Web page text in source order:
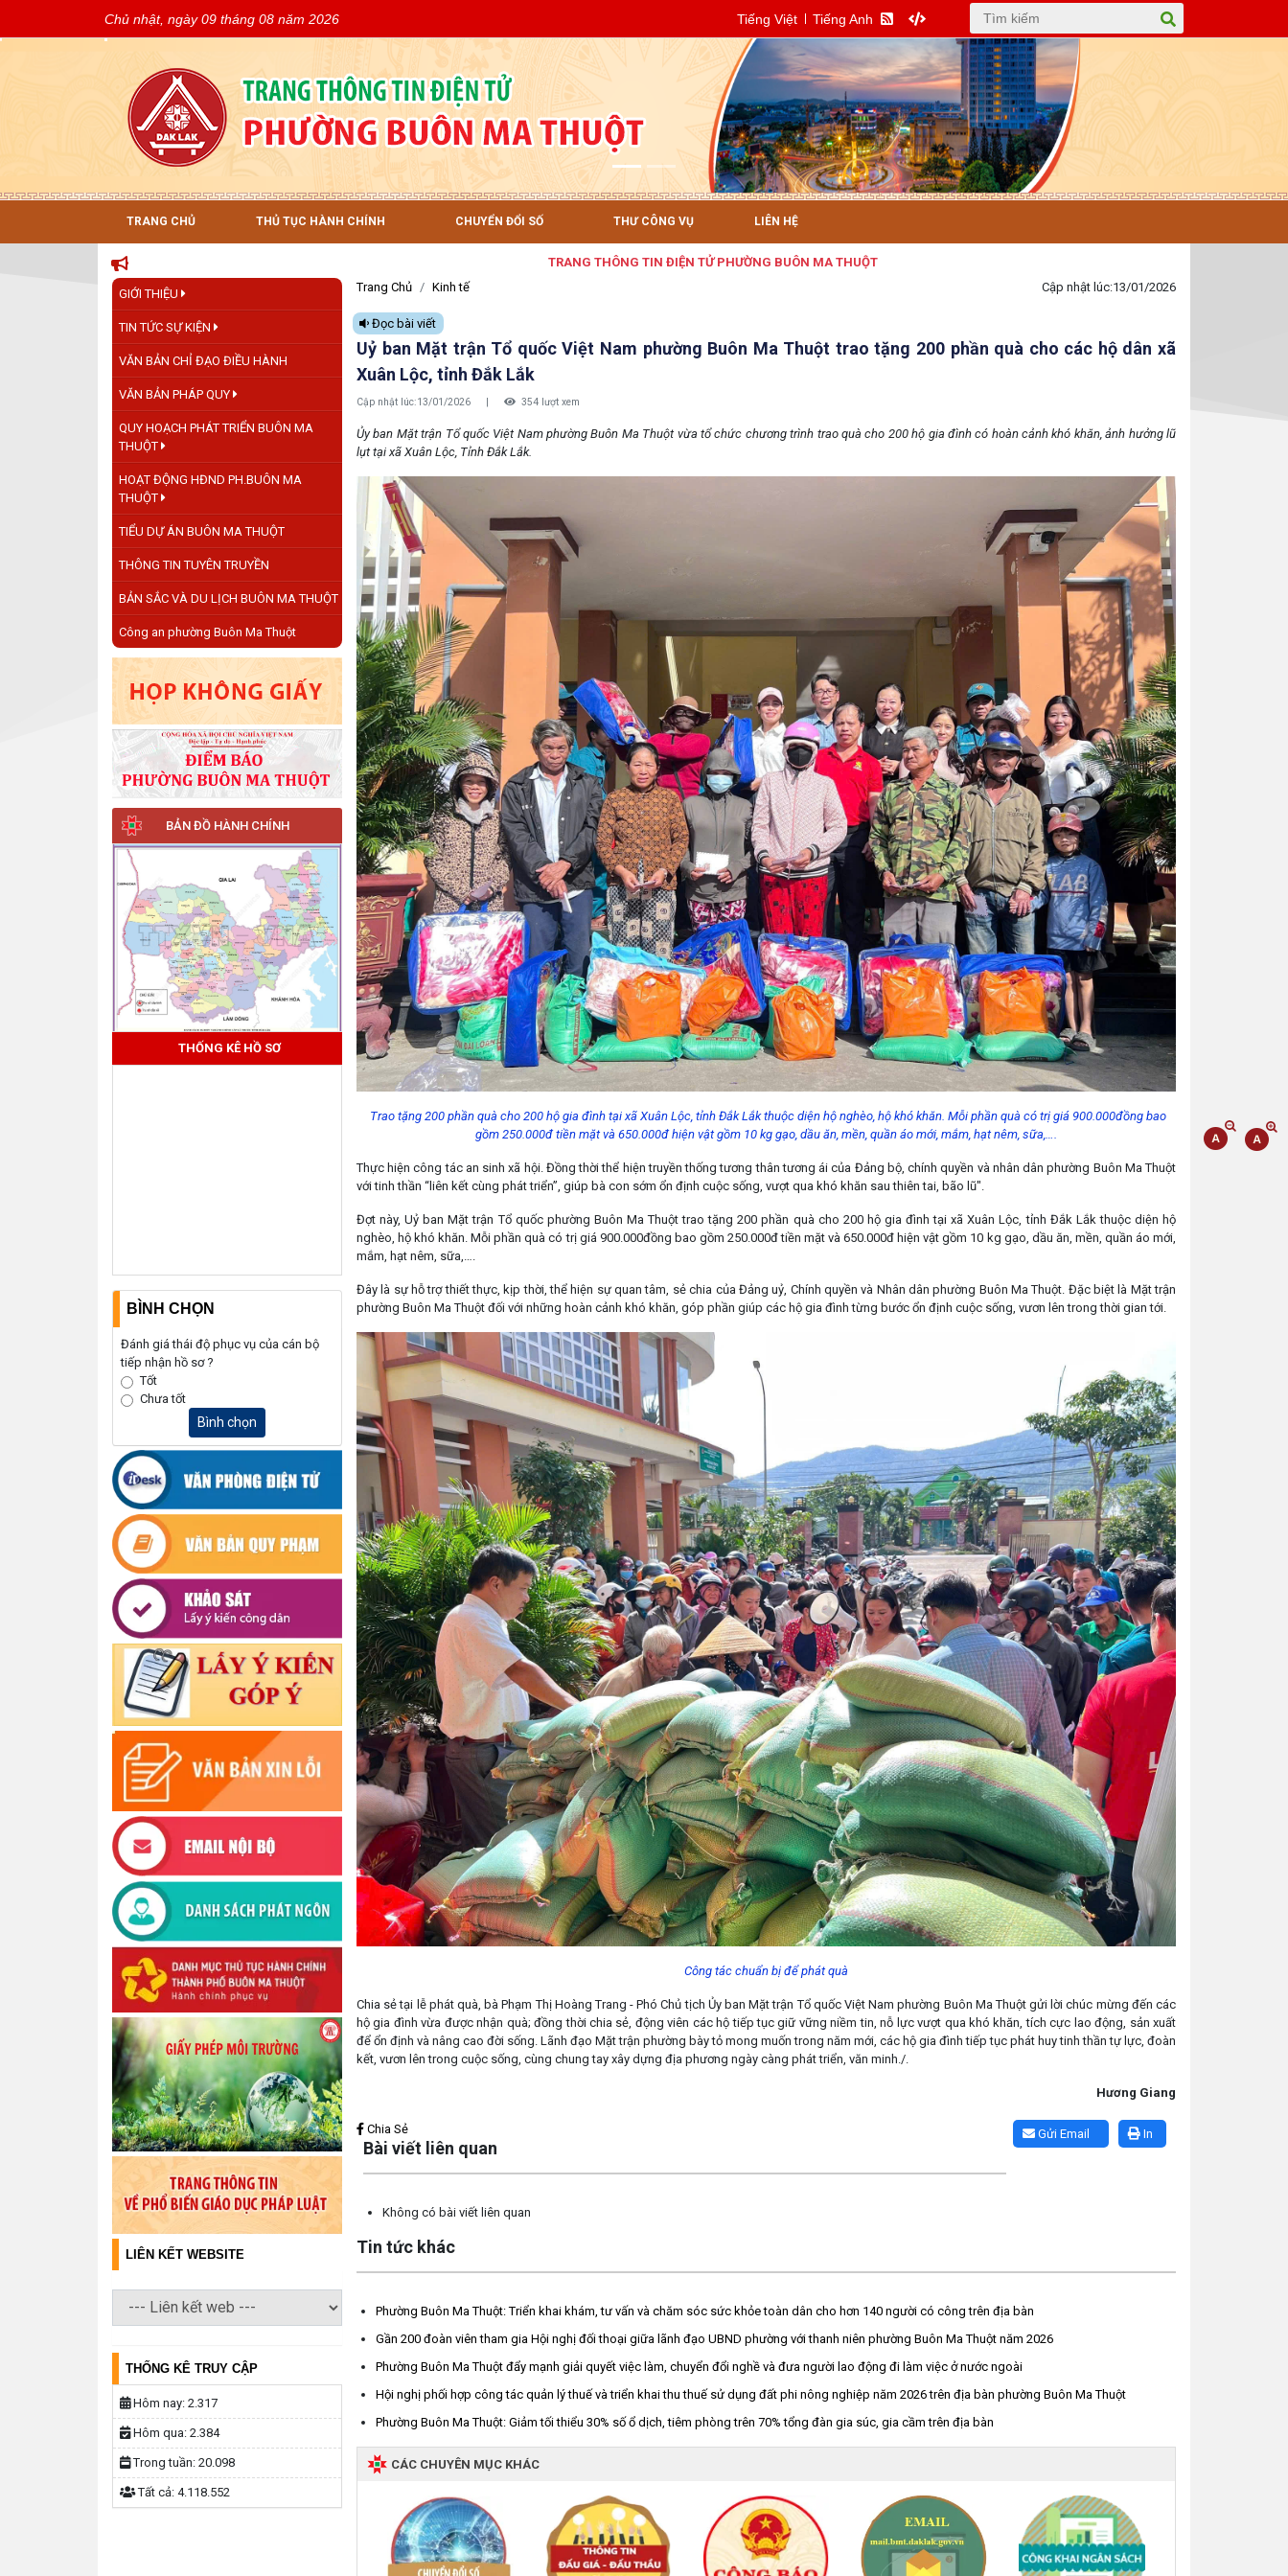
Chủ nhật, ngày 09 tháng 08 năm 2026 Tiếng Việt Tiếng Anh
TRANG CHỦ THỦ TỤC HÀNH CHÍNH CHUYỂN ĐỔI SỐ THƯ CÔNG VỤ LIÊN HỆ
TRANG THÔNG TIN ĐIỆN TỬ PHƯỜNG BUÔN MA THUỘT
GIỚI THIỆU
TIN TỨC SỰ KIỆN
VĂN BẢN CHỈ ĐẠO ĐIỀU HÀNH
VĂN BẢN PHÁP QUY
QUY HOẠCH PHÁT TRIỂN BUÔN MA
THUỘT
HOẠT ĐỘNG HĐND PH.BUÔN MA
THUỘT
TIỂU DỰ ÁN BUÔN MA THUỘT
THÔNG TIN TUYÊN TRUYỀN
BẢN SẮC VÀ DU LỊCH BUÔN MA THUỘT
Công an phường Buôn Ma Thuột
BẢN ĐỒ HÀNH CHÍNH
THỐNG KÊ HỒ SƠ
BÌNH CHỌN
Đánh giá thái độ phục vụ của cán bộ
tiếp nhận hồ sơ ?
Tốt
Chưa tốt
Bình chọn
LIÊN KẾT WEBSITE
THỐNG KÊ TRUY CẬP
Hôm nay: 2.317
Hôm qua: 2.384
Trong tuần: 20.098
Tất cả: 4.118.552
Trang Chủ Kinh tế Cập nhật lúc:13/01/2026
Đọc bài viết
Uỷ ban Mặt trận Tổ quốc Việt Nam phường Buôn Ma Thuột trao tặng 200 phần quà cho các hộ dân xã
Xuân Lộc, tỉnh Đắk Lắk
Cập nhật lúc:13/01/2026 354 lượt xem
Ủy ban Mặt trận Tổ quốc Việt Nam phường Buôn Ma Thuột vừa tổ chức chương trình trao quà cho 200 hộ gia đình có hoàn cảnh khó khăn, ảnh hưởng lũ
lụt tại xã Xuân Lộc, Tỉnh Đắk Lắk.
Trao tặng 200 phần quà cho 200 hộ gia đình tại xã Xuân Lộc, tỉnh Đắk Lắk thuộc diện hộ nghèo, hộ khó khăn. Mỗi phần quà có trị giá 900.000đồng bao
gồm 250.000đ tiền mặt và 650.000đ hiện vật gồm 10 kg gạo, dầu ăn, mền, quần áo mới, mắm, hạt nêm, sữa,….
Thực hiện công tác an sinh xã hội. Đồng thời thể hiện truyền thống tương thân tương ái của Đảng bộ, chính quyền và nhân dân phường Buôn Ma Thuột
với tinh thần “liên kết cùng phát triển”, giúp bà con sớm ổn định cuộc sống, vượt qua khó khăn sau thiên tai, bão lũ".
Đợt này, Uỷ ban Mặt trận Tổ quốc phường Buôn Ma Thuột trao tặng 200 phần quà cho 200 hộ gia đình tại xã Xuân Lộc, tỉnh Đắk Lắk thuộc diện hộ
nghèo, hộ khó khăn. Mỗi phần quà có trị giá 900.000đồng bao gồm 250.000đ tiền mặt và 650.000đ hiện vật gồm 10 kg gạo, dầu ăn, mền, quần áo mới,
mắm, hạt nêm, sữa,….
Đây là sự hỗ trợ thiết thực, kịp thời, thể hiện sự quan tâm, sẻ chia của Đảng uỷ, Chính quyền và Nhân dân phường Buôn Ma Thuột. Đặc biệt là Mặt trận
phường Buôn Ma Thuột đối với những hoàn cảnh khó khăn, góp phần giúp các hộ gia đình từng bước ổn định cuộc sống, vươn lên trong thời gian tới.
Công tác chuẩn bị để phát quà
Chia sẻ tại lễ phát quà, bà Phạm Thị Hoàng Trang - Phó Chủ tịch Ủy ban Mặt trận Tổ quốc Việt Nam phường Buôn Ma Thuột gửi lời chúc mừng đến các
hộ gia đình vừa được nhận quà; đồng thời chia sẻ, động viên các hộ tiếp tục giữ vững niềm tin, nỗ lực vượt qua khó khăn, tích cực lao động, sản xuất
để ổn định và nâng cao đời sống. Lãnh đạo Mặt trận phường bày tỏ mong muốn trong năm mới, các hộ gia đình tiếp tục phát huy tinh thần tự lực, đoàn
kết, vươn lên trong cuộc sống, cùng chung tay xây dựng địa phương ngày càng phát triển, văn minh./.
Hương Giang
In
Gửi Email
Chia Sẻ
Bài viết liên quan
Không có bài viết liên quan
Tin tức khác
Phường Buôn Ma Thuột: Triển khai khám, tư vấn và chăm sóc sức khỏe toàn dân cho hơn 140 người có công trên địa bàn
Gần 200 đoàn viên tham gia Hội nghị đối thoại giữa lãnh đạo UBND phường với thanh niên phường Buôn Ma Thuột năm 2026
Phường Buôn Ma Thuột đẩy mạnh giải quyết việc làm, chuyển đổi nghề và đưa người lao động đi làm việc ở nước ngoài
Hội nghị phối hợp công tác quản lý thuế và triển khai thu thuế sử dụng đất phi nông nghiệp năm 2026 trên địa bàn phường Buôn Ma Thuột
Phường Buôn Ma Thuột: Giảm tối thiểu 30% số ổ dịch, tiêm phòng trên 70% tổng đàn gia súc, gia cầm trên địa bàn
CÁC CHUYÊN MỤC KHÁC